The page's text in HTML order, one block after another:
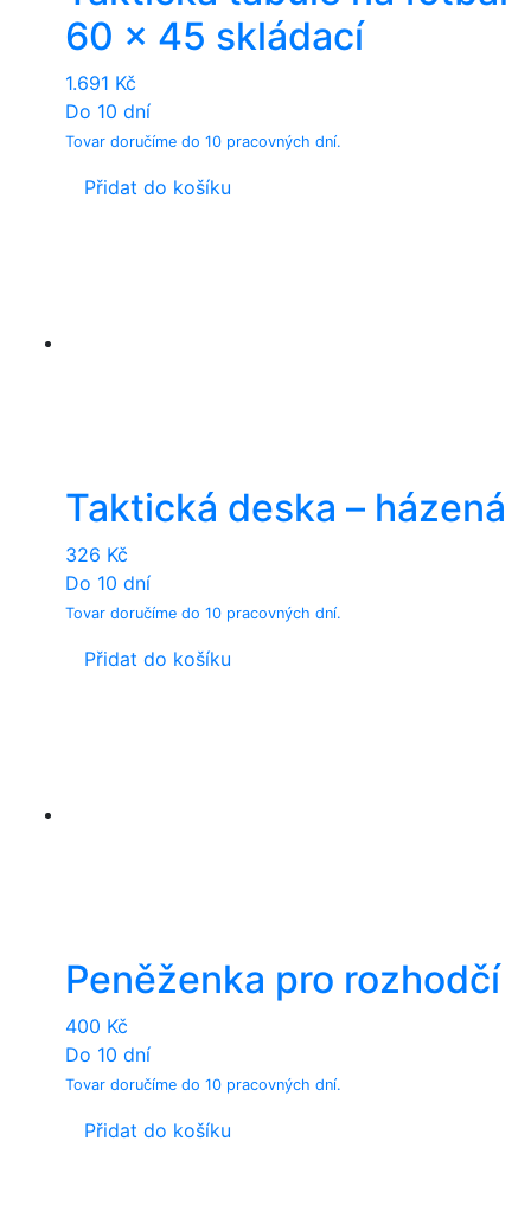
60 x 45 skládací
1.691 Kč
Do 10 dní
Tovar doručíme do 10 pracovných dní.
Přidat do košíku
Taktická deska – házená
326 Kč
Do 10 dní
Tovar doručíme do 10 pracovných dní.
Přidat do košíku
Peněženka pro rozhodčí
400 Kč
Do 10 dní
Tovar doručíme do 10 pracovných dní.
Přidat do košíku